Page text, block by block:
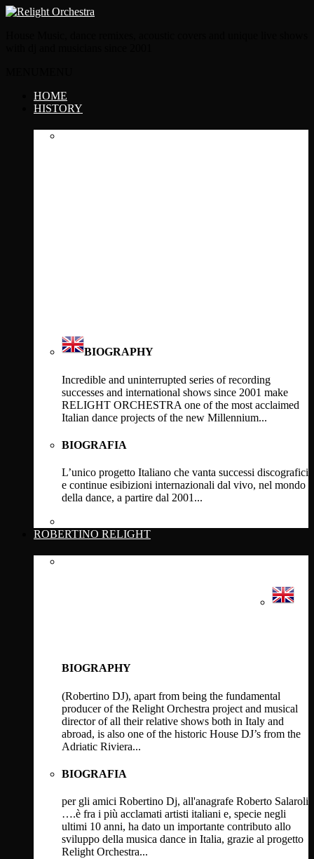
HOME
HISTORY
BIOGRAPHY
Incredible and uninterrupted series of recording
successes and international shows since 2001 make
RELIGHT ORCHESTRA one of the most acclaimed
Italian dance projects of the new Millennium...
BIOGRAFIA
L’unico progetto Italiano che vanta successi discografici
e continue esibizioni internazionali dal vivo, nel mondo
della dance, a partire dal 2001...
ROBERTINO RELIGHT
BIOGRAPHY
(Robertino DJ), apart from being the fundamental
producer of the Relight Orchestra project and musical
director of all their relative shows both in Italy and
abroad, is also one of the historic House DJ’s from the
Adriatic Riviera...
BIOGRAFIA
per gli amici Robertino Dj, all'anagrafe Roberto Salaroli
….è fra i più acclamati artisti italiani e, specie negli
ultimi 10 anni, ha dato un importante contributo allo
sviluppo della musica dance in Italia, grazie al progetto
Relight Orchestra...